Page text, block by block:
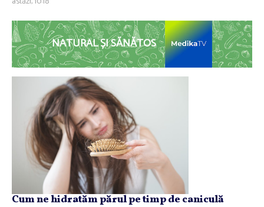
NATURAL ȘI SĂNĂTOS
Cum ne hidratăm părul pe timp de caniculă